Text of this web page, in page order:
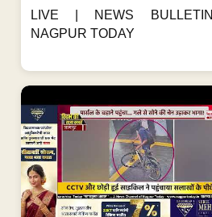
LIVE | NEWS BULLETIN
NAGPUR TODAY